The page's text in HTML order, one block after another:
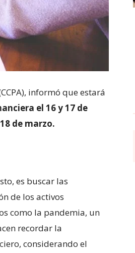
informó que estará
el 16 y 17 de
de marzo.
es buscar las
de los activos
como la pandemia, un
recordar la
considerando el